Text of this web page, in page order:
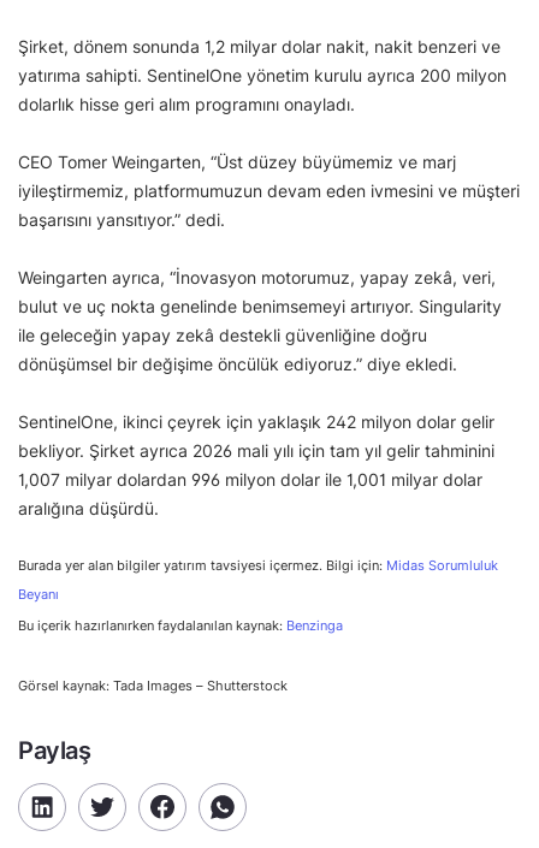
Şirket, dönem sonunda 1,2 milyar dolar nakit, nakit benzeri ve
yatırıma sahipti. SentinelOne yönetim kurulu ayrıca 200 milyon
dolarlık hisse geri alım programını onayladı.
CEO Tomer Weingarten, “Üst düzey büyümemiz ve marj
iyileştirmemiz, platformumuzun devam eden ivmesini ve müşteri
başarısını yansıtıyor.” dedi.
Weingarten ayrıca, “İnovasyon motorumuz, yapay zekâ, veri,
bulut ve uç nokta genelinde benimsemeyi artırıyor. Singularity
ile geleceğin yapay zekâ destekli güvenliğine doğru
dönüşümsel bir değişime öncülük ediyoruz.” diye ekledi.
SentinelOne, ikinci çeyrek için yaklaşık 242 milyon dolar gelir
bekliyor. Şirket ayrıca 2026 mali yılı için tam yıl gelir tahminini
1,007 milyar dolardan 996 milyon dolar ile 1,001 milyar dolar
aralığına düşürdü.
Burada yer alan bilgiler yatırım tavsiyesi içermez. Bilgi için: Midas Sorumluluk
Beyanı
Bu içerik hazırlanırken faydalanılan kaynak: Benzinga
Görsel kaynak: Tada Images – Shutterstock
Paylaş